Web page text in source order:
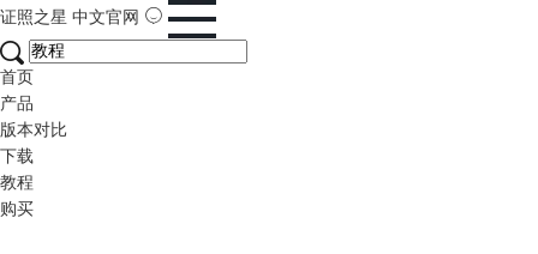
证照之星 中文官网
首页
产品
版本对比
下载
教程
购买